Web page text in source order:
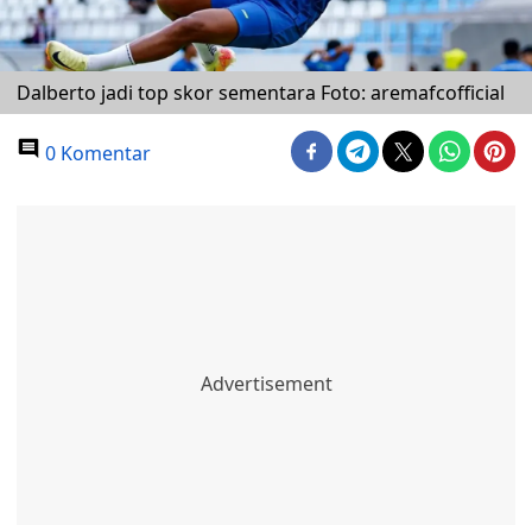
Dalberto jadi top skor sementara Foto: aremafcofficial
0 Komentar